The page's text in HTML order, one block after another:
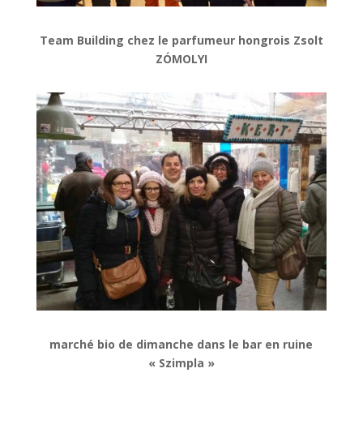
Team Building chez le parfumeur hongrois Zsolt
ZÓMOLYI
marché bio de dimanche dans le bar en ruine
« Szimpla »